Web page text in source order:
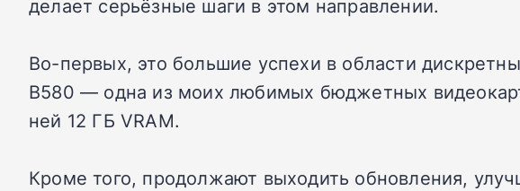
делает серьёзные шаги в этом направлении.
Во-первых, это большие успехи в области
B580 — одна из моих любимых бюджетных
ней 12 ГБ VRAM.
Кроме того, продолжают выходить обновления,